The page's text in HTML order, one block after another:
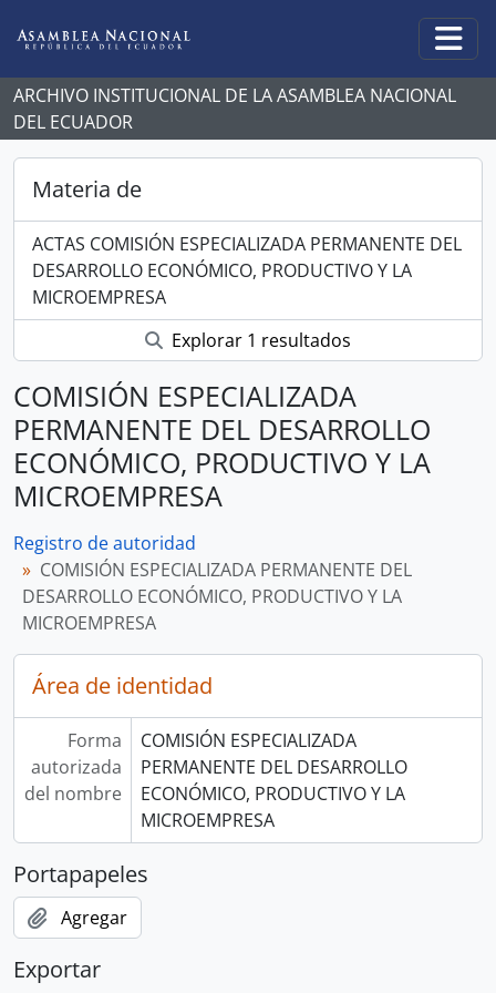
ARCHIVO INSTITUCIONAL DE LA ASAMBLEA NACIONAL
DEL ECUADOR
Materia de
ACTAS COMISIÓN ESPECIALIZADA PERMANENTE DEL
DESARROLLO ECONÓMICO, PRODUCTIVO Y LA
MICROEMPRESA
Explorar 1 resultados
COMISIÓN ESPECIALIZADA
PERMANENTE DEL DESARROLLO
ECONÓMICO, PRODUCTIVO Y LA
MICROEMPRESA
Registro de autoridad
COMISIÓN ESPECIALIZADA PERMANENTE DEL
DESARROLLO ECONÓMICO, PRODUCTIVO Y LA
MICROEMPRESA
Área de identidad
Forma
autorizada
del nombre
COMISIÓN ESPECIALIZADA
PERMANENTE DEL DESARROLLO
ECONÓMICO, PRODUCTIVO Y LA
MICROEMPRESA
Portapapeles
Agregar
Exportar